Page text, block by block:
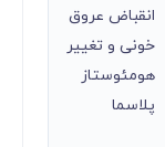
انقباض عروق
خونی و تغییر
هومئوستاز
پلاسما